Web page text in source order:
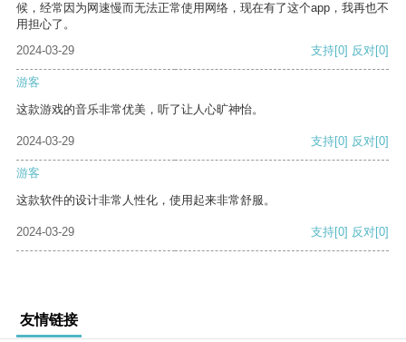
候，经常因为网速慢而无法正常使用网络，现在有了这个app，我再也不
用担心了。
2024-03-29
支持[0] 反对[0]
游客
这款游戏的音乐非常优美，听了让人心旷神怡。
2024-03-29 支持[0] 反对[0]
游客
这款软件的设计非常人性化，使用起来非常舒服。
2024-03-29 支持[0] 反对[0]
友情链接